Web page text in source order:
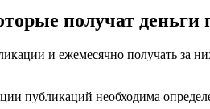
получат деньги
и ежемесячно получать
публикаций необходима